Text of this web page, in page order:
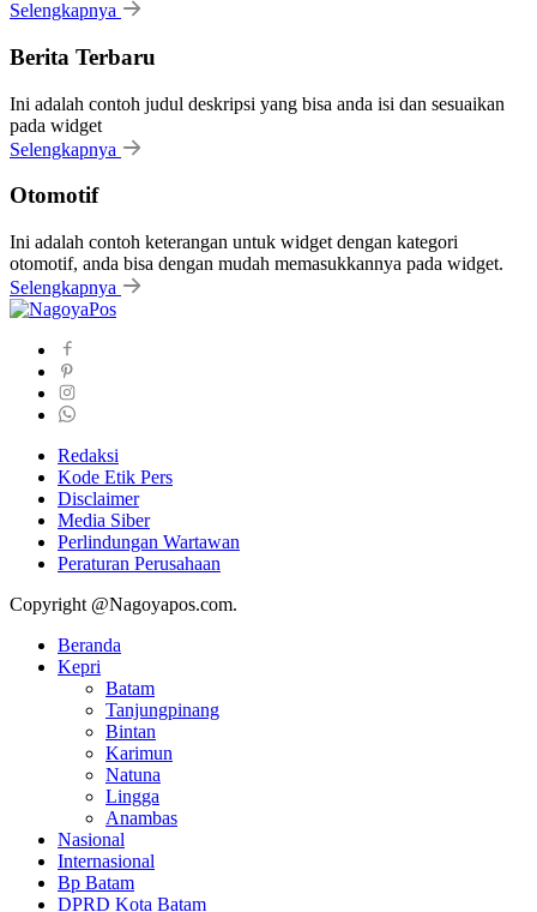
Selengkapnya
Berita Terbaru
Ini adalah contoh judul deskripsi yang bisa anda isi dan sesuaikan
pada widget
Selengkapnya
Otomotif
Ini adalah contoh keterangan untuk widget dengan kategori
otomotif, anda bisa dengan mudah memasukkannya pada widget.
Selengkapnya
Redaksi
Kode Etik Pers
Disclaimer
Media Siber
Perlindungan Wartawan
Peraturan Perusahaan
Copyright @Nagoyapos.com.
Beranda
Kepri
Batam
Tanjungpinang
Bintan
Karimun
Natuna
Lingga
Anambas
Nasional
Internasional
Bp Batam
DPRD Kota Batam